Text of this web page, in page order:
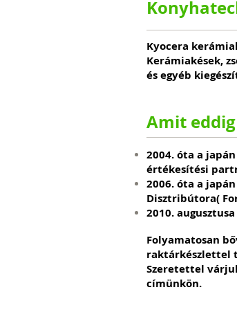
Kyocera
Kerámiakések,
és egyéb
Amit
2004. óta a
értékesítési
2006. óta a
Disztribútora(
2010.
Folyamatosan
raktárkészlettel
Szeretettel
címünkön.